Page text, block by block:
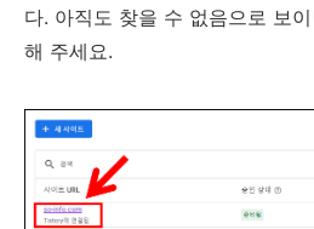
다. 아직도 찾을 수 없음으로 보이
해 주세요.